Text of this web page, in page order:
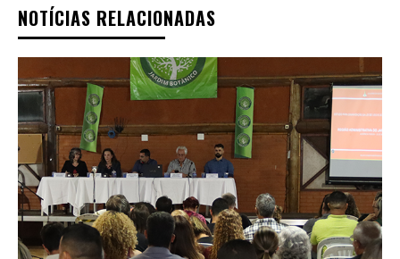
NOTÍCIAS RELACIONADAS